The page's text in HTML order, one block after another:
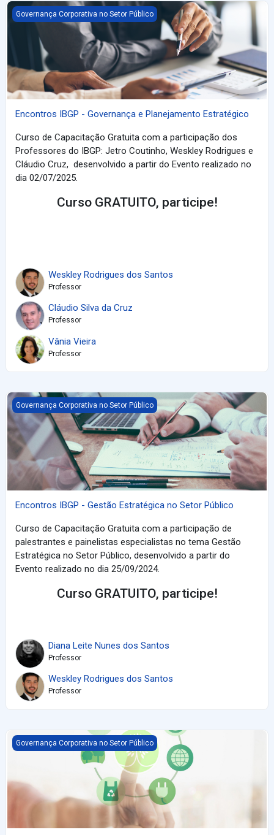
Encontros IBGP - Governança e Planejamento Estratégico
Governança Corporativa no Setor Público
Encontros IBGP - Governança e Planejamento Estratégico
Curso de Capacitação Gratuita com a participação dos
Professores do IBGP: Jetro Coutinho, Weskley Rodrigues e
Cláudio Cruz, desenvolvido a partir do Evento realizado no
dia 02/07/2025.
Curso GRATUITO, participe!
Weskley Rodrigues dos Santos
Professor
Cláudio Silva da Cruz
Professor
Vânia Vieira
Professor
Encontros IBGP - Gestão Estratégica no Setor Público
Governança Corporativa no Setor Público
Encontros IBGP - Gestão Estratégica no Setor Público
Curso de Capacitação Gratuita com a participação de
palestrantes e painelistas especialistas no tema Gestão
Estratégica no Setor Público, desenvolvido a partir do
Evento realizado no dia 25/09/2024.
Curso GRATUITO, participe!
Diana Leite Nunes dos Santos
Professor
Weskley Rodrigues dos Santos
Professor
Governança Pública Avançada - Melhores Práticas em ESG -
Governança Corporativa no Setor Público